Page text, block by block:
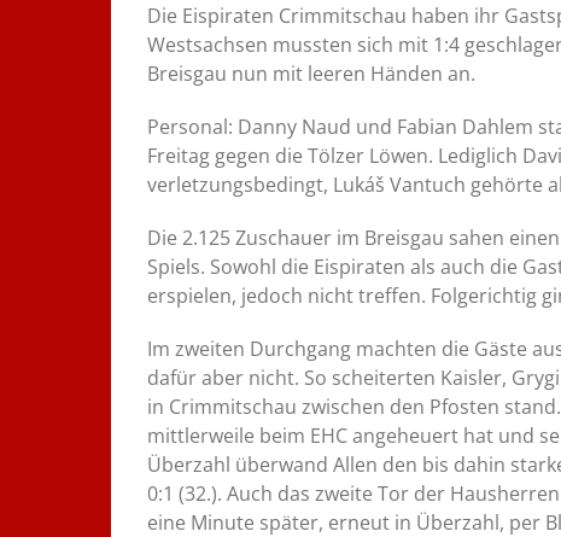
Die Eispiraten Crimmitschau haben ihr
Westsachsen mussten sich mit 1:4
Breisgau nun mit leeren Händen an.
Personal: Danny Naud und Fabian Dahlem
Freitag gegen die Tölzer Löwen. Lediglich
verletzungsbedingt, Lukáš Vantuch gehörte
Die 2.125 Zuschauer im Breisgau sahen
Spiels. Sowohl die Eispiraten als auch die
erspielen, jedoch nicht treffen. Folgerichtig
Im zweiten Durchgang machten die Gäste
dafür aber nicht. So scheiterten Kaisler,
in Crimmitschau zwischen den Pfosten
mittlerweile beim EHC angeheuert hat und
Überzahl überwand Allen den bis dahin
0:1 (32.). Auch das zweite Tor der
eine Minute später, erneut in Überzahl, per